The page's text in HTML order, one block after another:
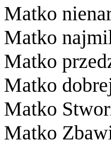
Matko
Matko
Matko
Matko
Matko
Matko